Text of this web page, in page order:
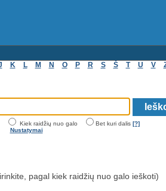
K L M N O P R S Š T U V
Kiek raidžių nuo galo Bet kuri dalis [?]
Nustatymai
pagal kiek raidžių nuo galo ieškoti)